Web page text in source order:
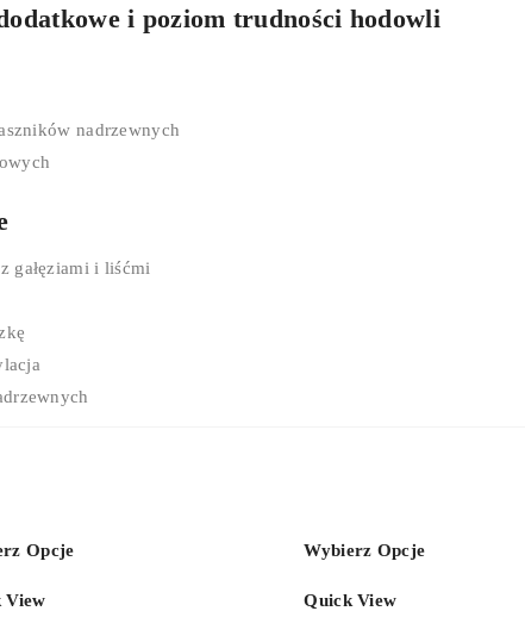
i poziom trudności hodowli
nadrzewnych
gałęziami i liśćmi
Opcje
View
Wybierz Opcje
Quick View